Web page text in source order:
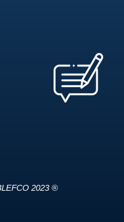
2023 ®